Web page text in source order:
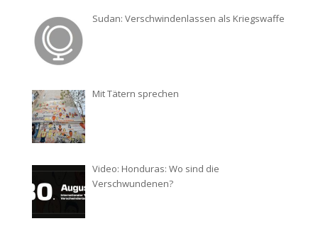
Sudan: Verschwindenlassen als Kriegswaffe
Mit Tätern sprechen
Video: Honduras: Wo sind die
Verschwundenen?